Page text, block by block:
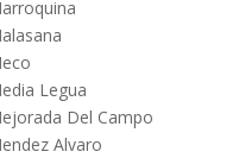
Legua
Del Campo
Alvaro